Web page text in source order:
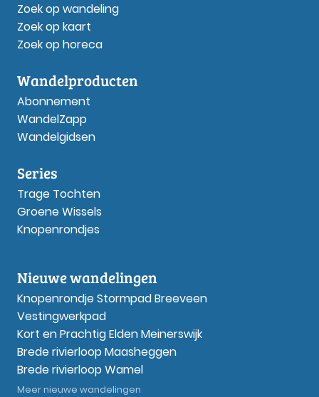
Zoek op wandeling
Zoek op kaart
Zoek op horeca
Wandelproducten
Abonnement
WandelZapp
Wandelgidsen
Series
Trage Tochten
Groene Wissels
Knopenrondjes
Nieuwe wandelingen
Knopenrondje Stormpad Breeveen
Vestingwerkpad
Kort en Prachtig Elden Meinerswijk
Brede rivierloop Maasheggen
Brede rivierloop Wamel
Meer nieuwe wandelingen